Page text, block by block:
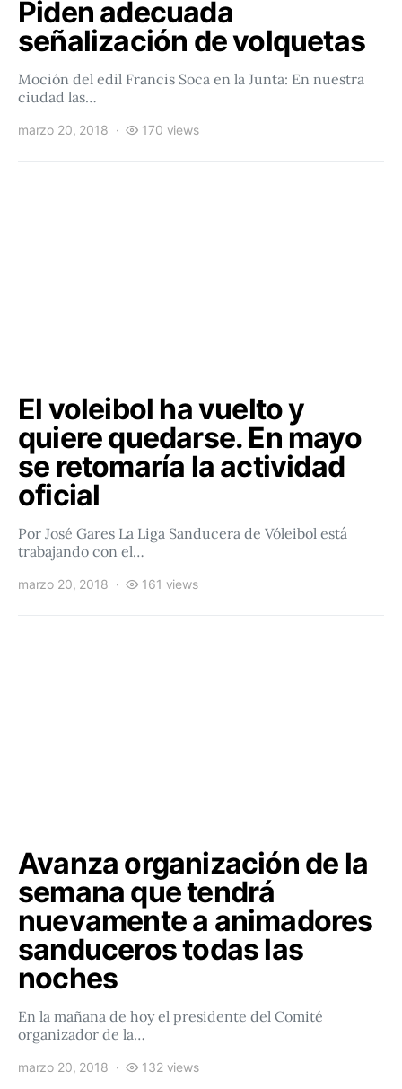
Piden adecuada
señalización de volquetas
Moción del edil Francis Soca en la Junta: En nuestra
ciudad las…
marzo 20, 2018 170 views
El voleibol ha vuelto y
quiere quedarse. En mayo
se retomaría la actividad
oficial
Por José Gares La Liga Sanducera de Vóleibol está
trabajando con el…
marzo 20, 2018 161 views
Avanza organización de la
semana que tendrá
nuevamente a animadores
sanduceros todas las
noches
En la mañana de hoy el presidente del Comité
organizador de la…
marzo 20, 2018 132 views